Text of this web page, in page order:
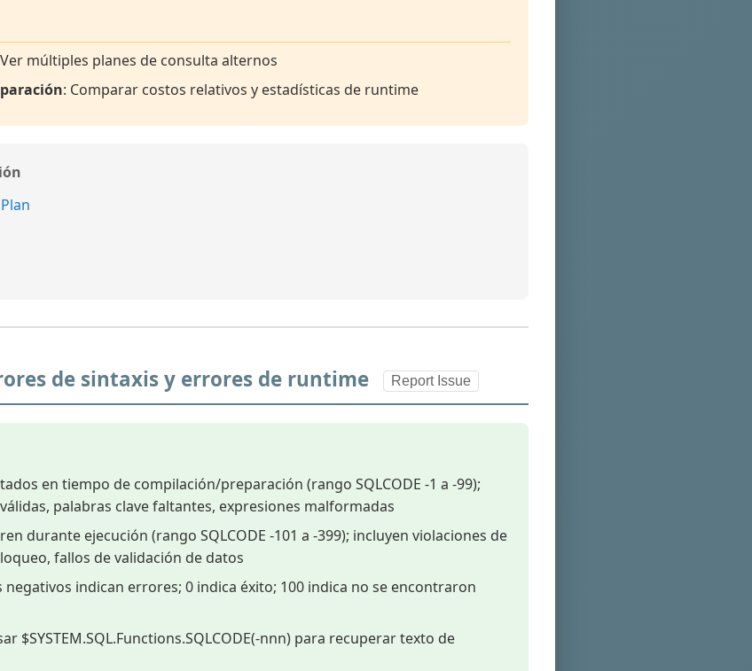
múltiples planes de consulta alternos
: Comparar costos relativos y estadísticas de runtime
de sintaxis y errores de runtime Report Issue
en tiempo de compilación/preparación (rango SQLCODE -1 a -99);
palabras clave faltantes, expresiones malformadas
durante ejecución (rango SQLCODE -101 a -399); incluyen violaciones de
fallos de validación de datos
negativos indican errores; 0 indica éxito; 100 indica no se encontraron
$SYSTEM.SQL.Functions.SQLCODE(-nnn) para recuperar texto de